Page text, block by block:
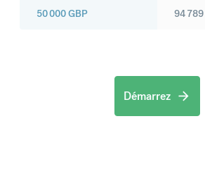
50 000GBP 94 789
Démarrez